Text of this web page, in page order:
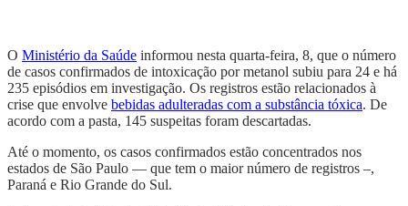
O Ministério da Saúde informou nesta quarta-feira, 8, que o número
de casos confirmados de intoxicação por metanol subiu para 24 e há
235 episódios em investigação. Os registros estão relacionados à
crise que envolve bebidas adulteradas com a substância tóxica. De
acordo com a pasta, 145 suspeitas foram descartadas.
Até o momento, os casos confirmados estão concentrados nos
estados de São Paulo — que tem o maior número de registros –,
Paraná e Rio Grande do Sul.